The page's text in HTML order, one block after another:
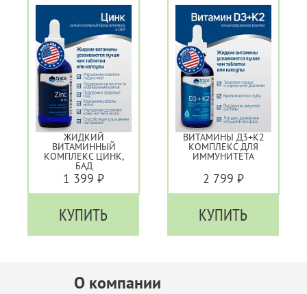
ЖИДКИЙ
ВИТАМИННЫЙ
КОМПЛЕКС ЦИНК,
БАД
1 399 ₽
КУПИТЬ
ВИТАМИНЫ Д3+К2
КОМПЛЕКС ДЛЯ
ИММУНИТЕТА
2 799 ₽
КУПИТЬ
О компании